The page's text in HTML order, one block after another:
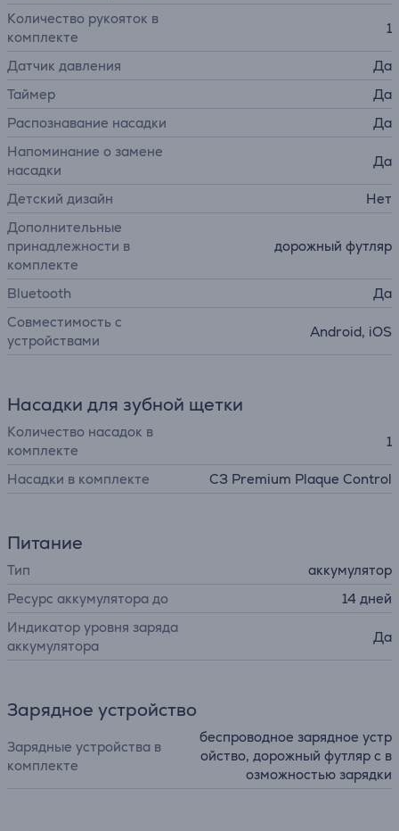
Количество рукояток в
комплекте
1
Датчик давления
Да
Таймер
Да
Распознавание насадки
Да
Напоминание о замене
насадки
Да
Детский дизайн
Нет
Дополнительные
принадлежности в
комплекте
дорожный футляр
Bluetooth
Да
Совместимость с
устройствами
Android, iOS
Насадки для зубной щетки
Количество насадок в
комплекте
1
Насадки в комплекте C3 Premium Plaque Control
Питание
Тип
аккумулятор
Ресурс аккумулятора до
14 дней
Индикатор уровня заряда
аккумулятора
Да
Зарядное устройство
Зарядные устройства в
комплекте
беспроводное зарядное устр
ойство, дорожный футляр с в
озможностью зарядки